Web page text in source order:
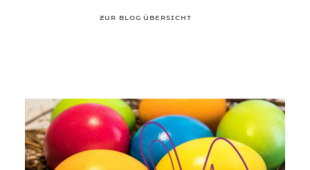
ZUR BLOG ÜBERSICHT